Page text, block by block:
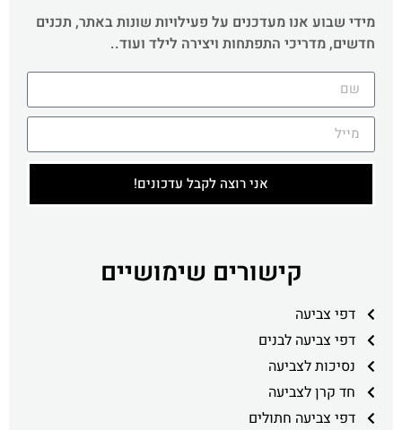
מידי שבוע אנו מעדכנים על פעילויות שונות באתר, תכנים
חדשים, מדריכי התפתחות ויצירה לילד ועוד..
אני רוצה לקבל עדכונים!
קישורים שימושיים
דפי צביעה
דפי צביעה לבנים
נסיכות לצביעה
חד קרן לצביעה
דפי צביעה חתולים